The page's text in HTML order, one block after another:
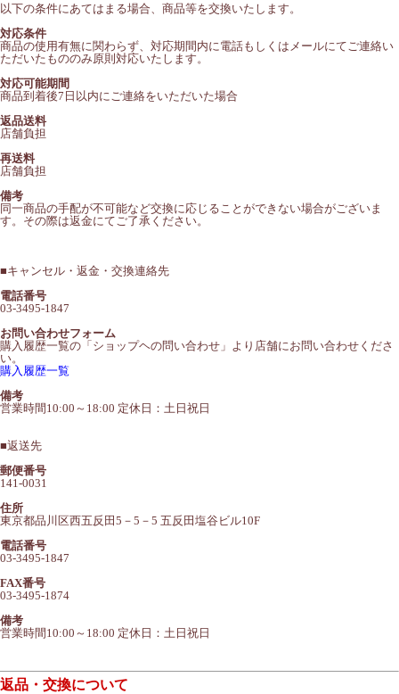
以下の条件にあてはまる場合、商品等を交換いたします。
対応条件
商品の使用有無に関わらず、対応期間内に電話もしくはメールにてご連絡い
ただいたもののみ原則対応いたします。
対応可能期間
商品到着後7日以内にご連絡をいただいた場合
返品送料
店舗負担
再送料
店舗負担
備考
同一商品の手配が不可能など交換に応じることができない場合がございま
す。その際は返金にてご了承ください。
■キャンセル・返金・交換連絡先
電話番号
03-3495-1847
お問い合わせフォーム
購入履歴一覧の「ショップヘの問い合わせ」より店舗にお問い合わせくださ
い。
購入履歴一覧
備考
営業時間10:00～18:00 定休日：土日祝日
■返送先
郵便番号
141-0031
住所
東京都品川区西五反田5－5－5 五反田塩谷ビル10F
電話番号
03-3495-1847
FAX番号
03-3495-1874
備考
営業時間10:00～18:00 定休日：土日祝日
返品・交換について